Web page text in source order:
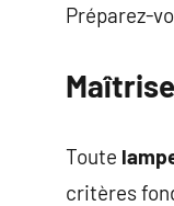
Préparez-
Toute
critères